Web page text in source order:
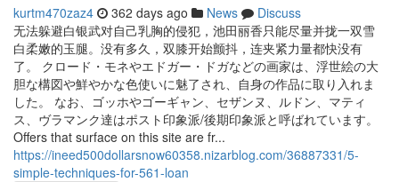
kurtm470zaz4 362 days ago News
Discuss
无法躲避白银武对自己乳胸的侵犯，池田丽香只能尽量并拢一双雪
白柔嫩的玉腿。没有多久，双膝开始颤抖，连夹紧力量都快没有
了。 クロード・モネやエドガー・ドガなどの画家は、浮世絵の大
胆な構図や鮮やかな色使いに魅了され、自身の作品に取り入れま
した。 なお、ゴッホやゴーギャン、セザンヌ、ルドン、マティ
ス、ヴラマンク達はポスト印象派/後期印象派と呼ばれています。
Offers that surface on this site are fr...
https://ineed500dollarsnow60358.nizarblog.com/36887331/5-
simple-techniques-for-561-loan